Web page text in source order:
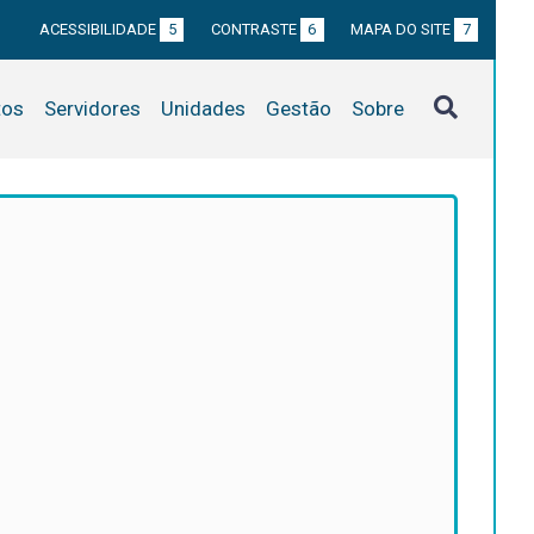
ACESSIBILIDADE 5 CONTRASTE 6 MAPA DO SITE 7
Servidores Unidades Gestão Sobre